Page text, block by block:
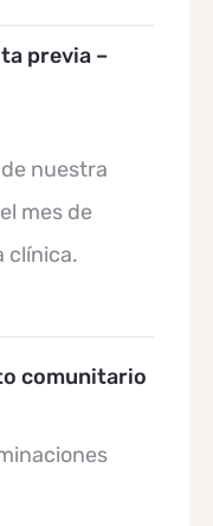
previa –
nuestra
mes de
clínica.
comunitario